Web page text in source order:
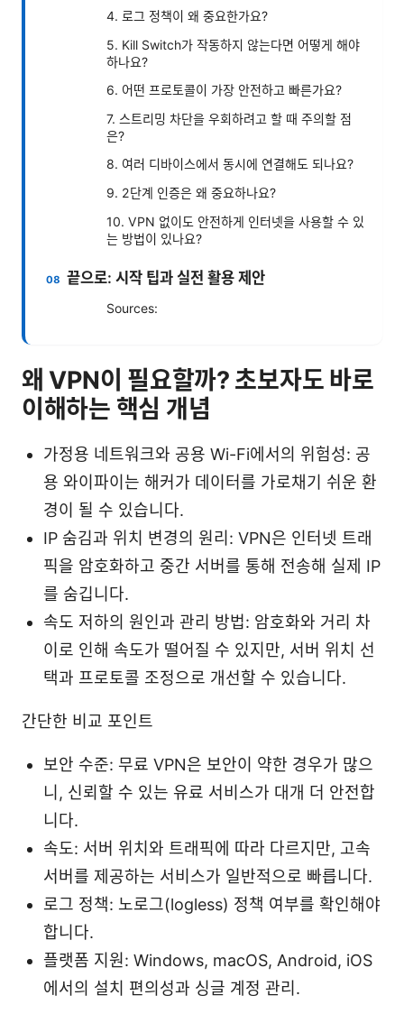
4. 로그 정책이 왜 중요한가요?
5. Kill Switch가 작동하지 않는다면 어떻게 해야
하나요?
6. 어떤 프로토콜이 가장 안전하고 빠른가요?
7. 스트리밍 차단을 우회하려고 할 때 주의할 점
은?
8. 여러 디바이스에서 동시에 연결해도 되나요?
9. 2단계 인증은 왜 중요하나요?
10. VPN 없이도 안전하게 인터넷을 사용할 수 있
는 방법이 있나요?
끝으로: 시작 팁과 실전 활용 제안
Sources:
왜 VPN이 필요할까? 초보자도 바로
이해하는 핵심 개념
가정용 네트워크와 공용 Wi-Fi에서의 위험성: 공
용 와이파이는 해커가 데이터를 가로채기 쉬운 환
경이 될 수 있습니다.
IP 숨김과 위치 변경의 원리: VPN은 인터넷 트래
픽을 암호화하고 중간 서버를 통해 전송해 실제 IP
를 숨깁니다.
속도 저하의 원인과 관리 방법: 암호화와 거리 차
이로 인해 속도가 떨어질 수 있지만, 서버 위치 선
택과 프로토콜 조정으로 개선할 수 있습니다.
간단한 비교 포인트
보안 수준: 무료 VPN은 보안이 약한 경우가 많으
니, 신뢰할 수 있는 유료 서비스가 대개 더 안전합
니다.
속도: 서버 위치와 트래픽에 따라 다르지만, 고속
서버를 제공하는 서비스가 일반적으로 빠릅니다.
로그 정책: 노로그(logless) 정책 여부를 확인해야
합니다.
플랫폼 지원: Windows, macOS, Android, iOS
에서의 설치 편의성과 싱글 계정 관리.